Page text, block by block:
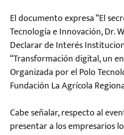
El documento expresa “El
Tecnología e Innovación, Dr.
Declarar de Interés
“Transformación digital, un
Organizada por el Polo
Fundación La Agrícola
Cabe señalar, respecto al
presentar a los empresarios